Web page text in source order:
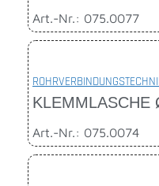
Art.-Nr.: 075.0077
KLEMMLASCHE
Art.-Nr.: 075.0074